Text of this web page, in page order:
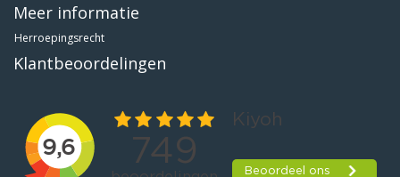
Meer informatie
Herroepingsrecht
Klantbeoordelingen